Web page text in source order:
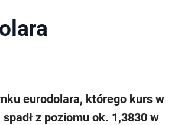
eurodolara, którego kurs w
z poziomu ok. 1,3830 w